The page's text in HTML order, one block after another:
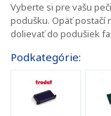
Vyberte si pre vašu
podušku. Opäť postačí
dolievať do podušiek
Podkategórie: